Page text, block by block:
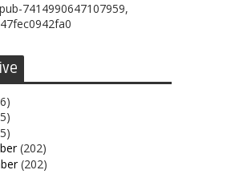
7414990647107959,
(202)
(202)